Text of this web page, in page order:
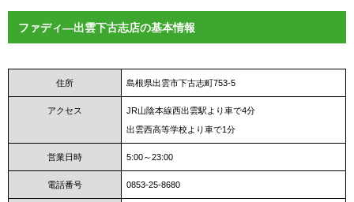
ファディ―出雲下古志店の基本情報
住所 島根県出雲市下古志町753-5
アクセス
JR山陰本線西出雲駅より車で4分
出雲西高等学校より車で1分
営業日時 5:00～23:00
電話番号 0853-25-8680